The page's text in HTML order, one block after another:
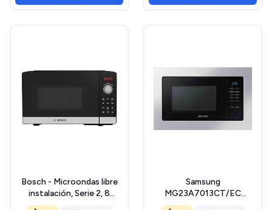
Bosch - Microondas libre
instalación, Serie 2, 8
programas automáticos,
Samsung
MG23A7013CT/EC
Microondas de Integración